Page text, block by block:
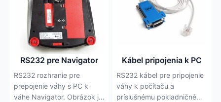
RS232 pre Navigator
RS232 rozhranie pre
prepojenie váhy s PC k
váhe Navigator. Obrázok je
Kábel pripojenia k PC
RS232 kábel pre pripojenie
váhy k počítaču a
príslušnému pokladničnému